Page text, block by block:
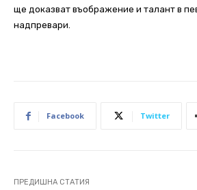
ще доказват въображение и талант в
надпревари.
Facebook Twitter
ПРЕДИШНА СТАТИЯ